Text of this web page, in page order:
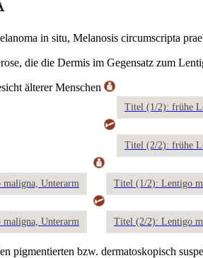
in situ, Melanosis circumscripta
die die Dermis im Gegensatz zum
älterer Menschen
Titel (1/2): frühe
Titel (2/2): frühe
Unterarm
Unterarm
Titel (1/2): Lentigo
Titel (2/2): Lentigo
pigmentierten bzw. dermatoskopisch